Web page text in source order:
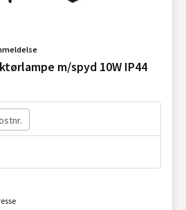
m/spyd 10W IP44